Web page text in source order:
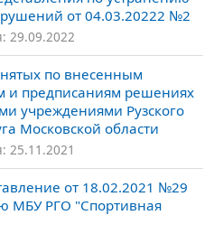
от 04.03.20222 №2
29.09.2022
по внесенным
и предписаниям решениях
учреждениями Рузского
Московской области
25.11.2021
от 18.02.2021 №29
МБУ РГО "Спортивная